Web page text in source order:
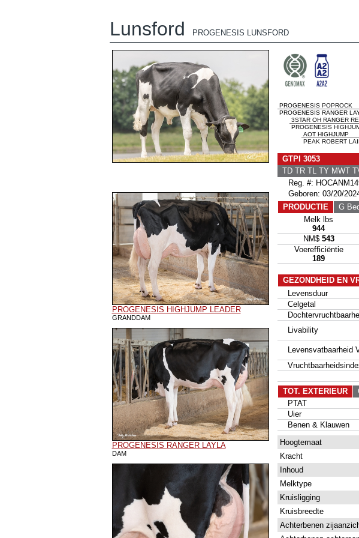
Lunsford PROGENESIS LUNSFORD
PROGENESIS HIGHJUMP LEADER
GRANDDAM
PROGENESIS RANGER LAYLA
DAM
PROGENESIS POPROCK
PROGENESIS RANGER
3STAR OH RANGER
PROGENESIS
AOT HIGHJUMP
PEAK ROBERT
GTPI 3053
TD TR TL TY MWT
Reg. #:
Geboren: 03/20/
PRODUCTIE
G
Melk lbs
944
NM$ 543
Voerefficiëntie
189
GEZONDHEID EN
Levensduur
Celgetal
Livability
Levensvatbaarheid
TOT. EXTERIEUR
PTAT
Uier
Benen & Klauwen
Hoogtemaat
Kracht
Inhoud
Melktype
Kruisligging
Kruisbreedte
Achterbenen